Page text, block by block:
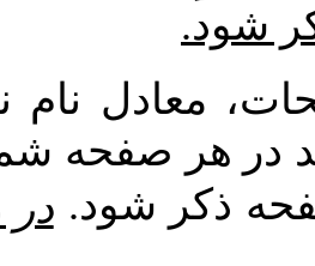
شود.
معادل نام
در هر صفحه
ذکر شود. در